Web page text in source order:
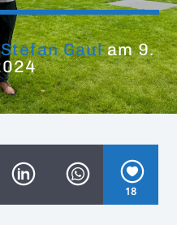
Stefan Gaulam 9.
18